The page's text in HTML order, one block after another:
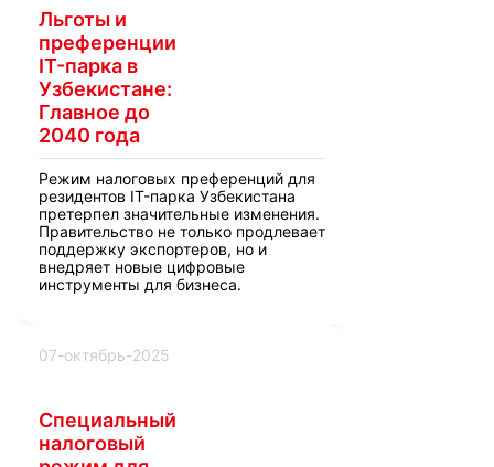
Льготы и
преференции
IT-парка в
Узбекистане:
Главное до
2040 года
Режим налоговых преференций для
резидентов IT-парка Узбекистана
претерпел значительные изменения.
Правительство не только продлевает
поддержку экспортеров, но и
внедряет новые цифровые
инструменты для бизнеса.
07-октябрь-2025
Специальный
налоговый